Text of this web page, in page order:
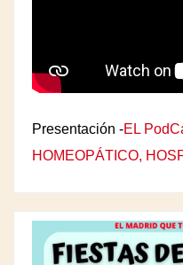
Presentación -EL
HOMEOPÁTICO,